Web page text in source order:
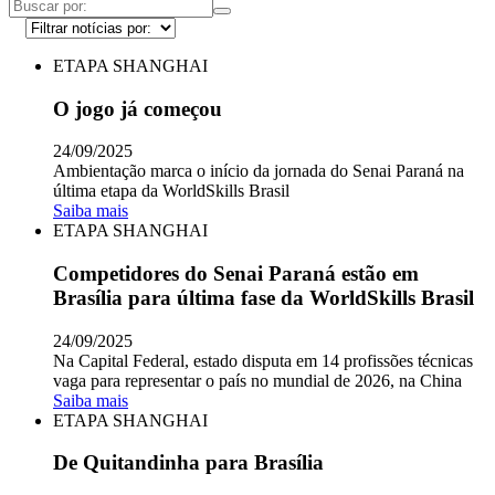
ETAPA SHANGHAI
O jogo já começou
24/09/2025
Ambientação marca o início da jornada do Senai Paraná na
última etapa da WorldSkills Brasil
Saiba mais
ETAPA SHANGHAI
Competidores do Senai Paraná estão em
Brasília para última fase da WorldSkills Brasil
24/09/2025
Na Capital Federal, estado disputa em 14 profissões técnicas
vaga para representar o país no mundial de 2026, na China
Saiba mais
ETAPA SHANGHAI
De Quitandinha para Brasília